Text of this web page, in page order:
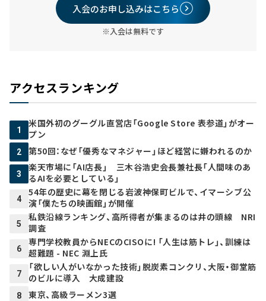
入会のお申し込みはこちら
※入会は無料です
アクセスランキング
1
米国外初のグーグル直営店「Google Store 表参道」がオー
プン
2 第50回：なぜ「優秀なマネジャー」ほど経営に嫌われるのか
3
楽天市場に「AI店長」 三木谷浩史会長兼社長「人間味のあ
るAIを必要としている」
4
54年の歴史に幕を閉じる岩波神保町ビルで、イマーシブ公
演「僕たちの映画館」が開催
5
私鉄沿線ランキング、高所得者が集まるのは井の頭線 NRI
調査
6
専門学校教員からNECのCISOに! 「人生は筋トレ」、訓練は
超難題 - NEC 淵上氏
7
「欲しい人がいなかった技術」脱炭素コンクリ、大阪・御堂筋
のビルに導入 大成建設
8 東京、高級ラーメン3選